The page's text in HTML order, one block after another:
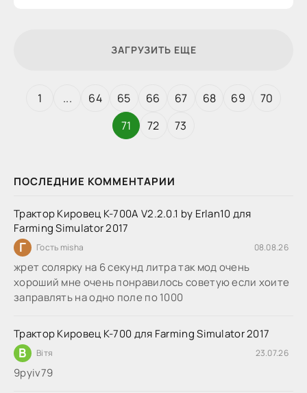
ПОСЛЕДНИЕ КОММЕНТАРИИ
Трактор Кировец К-700А V2.2.0.1 by Erlan10 для
Farming Simulator 2017
Г Гость misha 08.08.26
жрет солярку на 6 секунд литра так мод очень
хороший мне очень понравилось советую если хоите
заправлять на одно поле по 1000
Трактор Кировец К-700 для Farming Simulator 2017
В Вітя 23.07.26
9руіv79
ЗАГРУЗИТЬ ЕЩЕ
1 ... 64 65 66 67 68 69
70
71
72 73